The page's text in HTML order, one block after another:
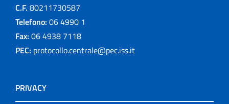
C.F. 80211730587
Telefono: 06 4990 1
Fax: 06 4938 7118
PEC: protocollo.centrale@pec.iss.it
PRIVACY